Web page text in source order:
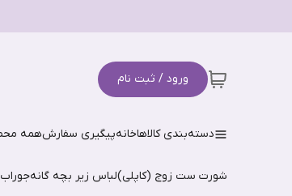
ورود / ثبت نام
دسته‌بندی کالاهاخانهپیگیری سفارشهمه
شورت ست زوج (کاپلی)لباس زیر بچه گانهجوراب